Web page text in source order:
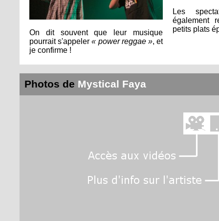
On dit souvent que leur musique
pourrait s'appeler« power reggae », et
je confirme !
Les
également
petits plats
Photos de Mystical Faya